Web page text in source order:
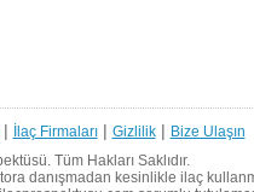
| İlaç Firmaları| Gizlilik| Bize Ulaşın
Tüm Hakları Saklıdır.
danışmadan kesinlikle ilaç